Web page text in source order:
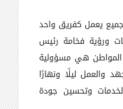
يعمل كفريق واحد
ورؤية فخامة رئيس
المواطن هي مسؤولية
والعمل ليلًا ونهارًا
وتحسين جودة